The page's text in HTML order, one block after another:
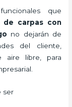
que
de carpas con
no dejarán de
del cliente,
aire libre, para
ser